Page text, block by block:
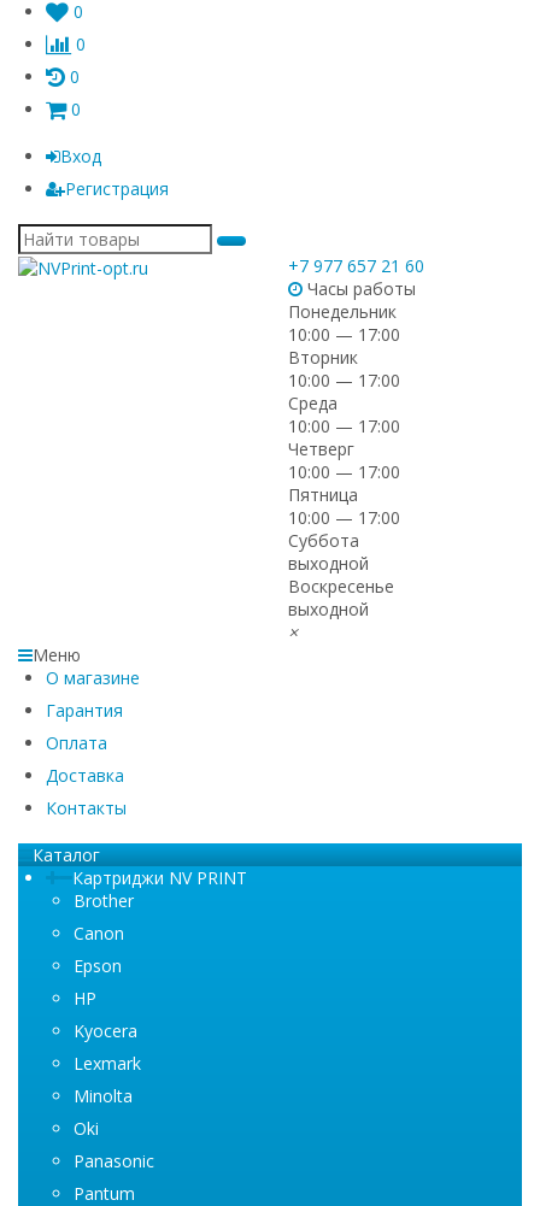
0
0
0
0
Вход
Регистрация
+7 977 657 21 60
Часы работы
Понедельник
10:00 — 17:00
Вторник
10:00 — 17:00
Среда
10:00 — 17:00
Четверг
10:00 — 17:00
Пятница
10:00 — 17:00
Суббота
выходной
Воскресенье
выходной
×
Меню
О магазине
Гарантия
Оплата
Доставка
Контакты
Каталог
Картриджи NV PRINT
Brother
Canon
Epson
HP
Kyocera
Lexmark
Minolta
Oki
Panasonic
Pantum